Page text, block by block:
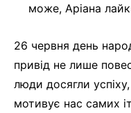
може, Аріана
26 червня день
привід не лише
люди досягли
мотивує нас самих